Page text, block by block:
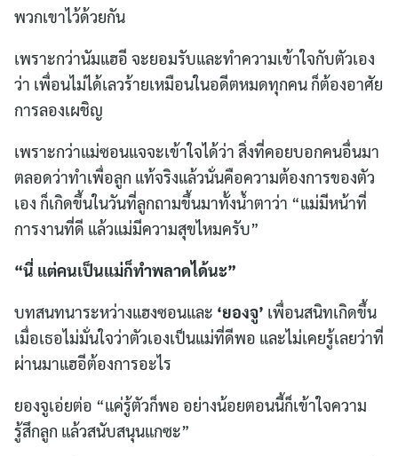
พวกเขาไว้ด้วยกัน
เพราะกว่านัมแฮอี จะยอมรับและทำความเข้าใจกับตัวเอง
ว่า เพื่อนไม่ได้เลวร้ายเหมือนในอดีตหมดทุกคน ก็ต้องอาศัย
การลองเผชิญ
เพราะกว่าแม่ซอนแจจะเข้าใจได้ว่า สิ่งที่คอยบอกคนอื่นมา
ตลอดว่าทำเพื่อลูก แท้จริงแล้วนั่นคือความต้องการของตัว
เอง ก็เกิดขึ้นในวันที่ลูกถามขึ้นมาทั้งน้ำตาว่า “แม่มีหน้าที่
การงานที่ดี แล้วแม่มีความสุขไหมครับ”
“นี่ แต่คนเป็นแม่ก็ทำพลาดได้นะ”
บทสนทนาระหว่างแฮงซอนและ ‘ยองจู’ เพื่อนสนิทเกิดขึ้น
เมื่อเธอไม่มั่นใจว่าตัวเองเป็นแม่ที่ดีพอ และไม่เคยรู้เลยว่าที่
ผ่านมาแฮอีต้องการอะไร
ยองจูเอ่ยต่อ “แค่รู้ตัวก็พอ อย่างน้อยตอนนี้ก็เข้าใจความ
รู้สึกลูก แล้วสนับสนุนแกซะ”